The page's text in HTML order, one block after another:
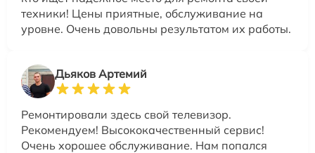
техники! Цены приятные, обслуживание на
уровне. Очень довольны результатом их работы.
Дьяков Артемий
Ремонтировали здесь свой телевизор.
Рекомендуем! Высококачественный сервис!
Очень хорошее обслуживание. Нам попался